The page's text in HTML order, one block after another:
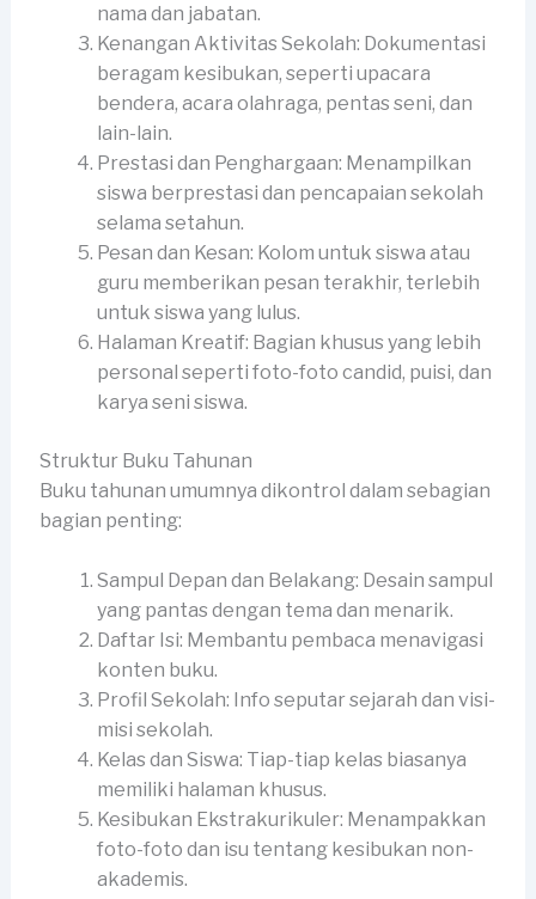
nama dan jabatan.
Kenangan Aktivitas Sekolah: Dokumentasi
beragam kesibukan, seperti upacara
bendera, acara olahraga, pentas seni, dan
lain-lain.
Prestasi dan Penghargaan: Menampilkan
siswa berprestasi dan pencapaian sekolah
selama setahun.
Pesan dan Kesan: Kolom untuk siswa atau
guru memberikan pesan terakhir, terlebih
untuk siswa yang lulus.
Halaman Kreatif: Bagian khusus yang lebih
personal seperti foto-foto candid, puisi, dan
karya seni siswa.
Struktur Buku Tahunan
Buku tahunan umumnya dikontrol dalam sebagian
bagian penting:
Sampul Depan dan Belakang: Desain sampul
yang pantas dengan tema dan menarik.
Daftar Isi: Membantu pembaca menavigasi
konten buku.
Profil Sekolah: Info seputar sejarah dan visi-
misi sekolah.
Kelas dan Siswa: Tiap-tiap kelas biasanya
memiliki halaman khusus.
Kesibukan Ekstrakurikuler: Menampakkan
foto-foto dan isu tentang kesibukan non-
akademis.